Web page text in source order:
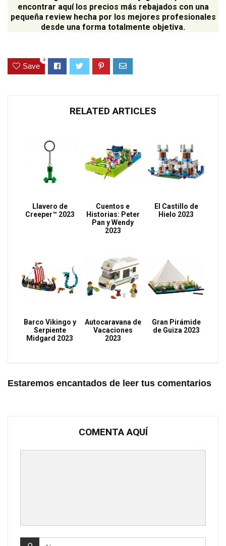
encontrar aquí los precios más rebajados con una
pequeña review hecha por los mejores profesionales
desde una forma totalmente objetiva.
Save
4
RELATED ARTICLES
Llavero de
Creeper™ 2023
Cuentos e
Historias: Peter
Pan y Wendy
2023
El Castillo de
Hielo 2023
Barco Vikingo y
Serpiente
Midgard 2023
Autocaravana de
Vacaciones
2023
Gran Pirámide
de Guiza 2023
Estaremos encantados de leer tus comentarios
COMENTA AQUÍ